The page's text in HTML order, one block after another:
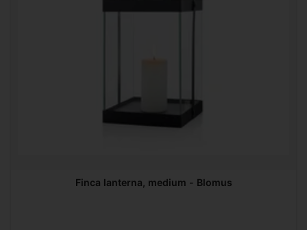
Finca lanterna, medium - Blomus